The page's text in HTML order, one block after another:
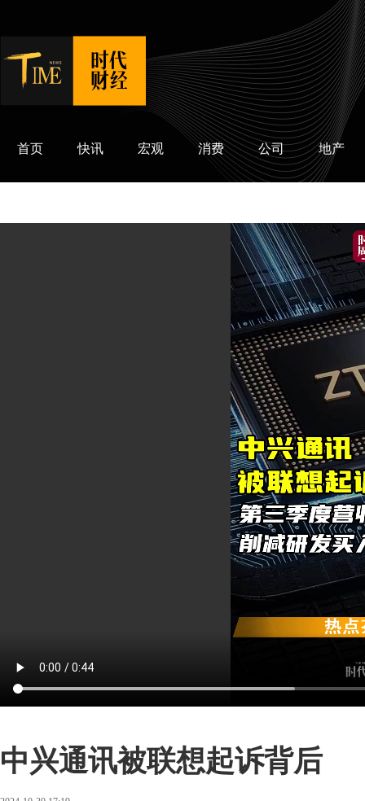
时代财经
首页 快讯 宏观 消费 公司 地产
中兴通讯被联想起诉背后